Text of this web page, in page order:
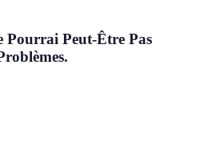
Pourrai Peut-Être Pas